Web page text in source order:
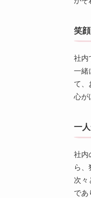
笑
社内
一緒
て、
心が
一
社内
ら、
次々
であ